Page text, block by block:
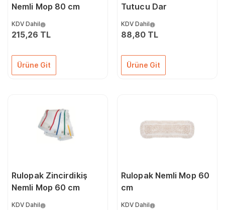
Nemli Mop 80 cm
KDV Dahil
215,26 TL
Ürüne Git
Tutucu Dar
KDV Dahil
88,80 TL
Ürüne Git
Rulopak Zincirdikiş
Nemli Mop 60 cm
KDV Dahil
Rulopak Nemli Mop 60
cm
KDV Dahil